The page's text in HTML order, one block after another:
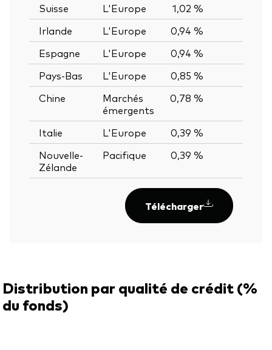
Suisse L'Europe 1,02 %
Irlande
L'Europe 0,94 %
Espagne
L'Europe 0,94 %
Pays-Bas
L'Europe 0,85 %
Chine
Marchés
émergents
0,78 %
Italie L'Europe 0,39 %
Nouvelle-
Zélande
Pacifique 0,39 %
Télécharger
Distribution par qualité de crédit (%
du fonds)